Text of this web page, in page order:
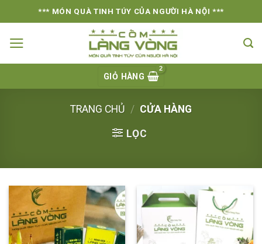
to
content
*** MÓN QUÀ TINH TÚY CỦA NGƯỜI HÀ NỘI ***
GIỎ HÀNG
TRANG CHỦ / CỬA HÀNG
LỌC